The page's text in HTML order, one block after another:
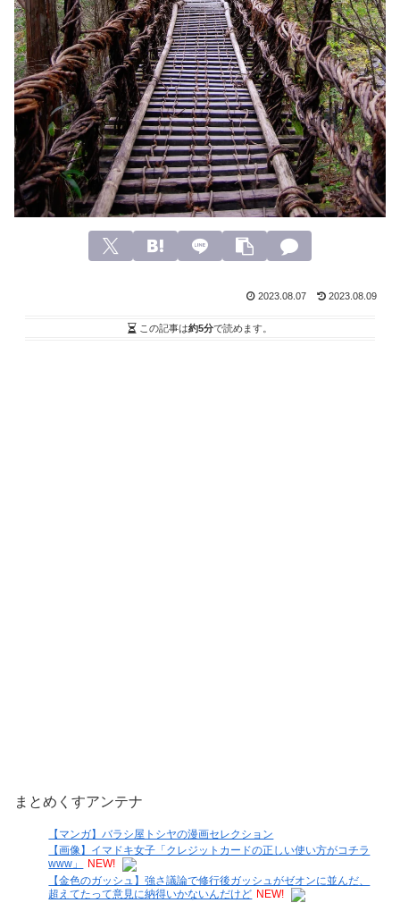
2023.08.07 2023.08.09
この記事は約5分で読めます。
まとめくすアンテナ
【マンガ】バラシ屋トシヤの漫画セレクション
【画像】イマドキ女子「クレジットカードの正しい使い方がコチラ
www」
NEW!
【金色のガッシュ】強さ議論で修行後ガッシュがゼオンに並んだ、
超えてたって意見に納得いかないんだけど NEW!